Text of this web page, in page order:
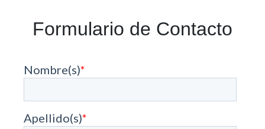
Formulario de Contacto